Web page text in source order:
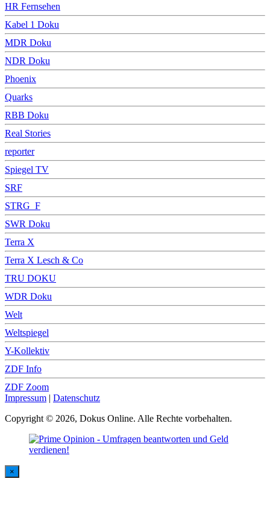
HR Fernsehen
Kabel 1 Doku
MDR Doku
NDR Doku
Phoenix
Quarks
RBB Doku
Real Stories
reporter
Spiegel TV
SRF
STRG_F
SWR Doku
Terra X
Terra X Lesch & Co
TRU DOKU
WDR Doku
Welt
Weltspiegel
Y-Kollektiv
ZDF Info
ZDF Zoom
Impressum | Datenschutz
Copyright © 2026, Dokus Online. Alle Rechte vorbehalten.
×